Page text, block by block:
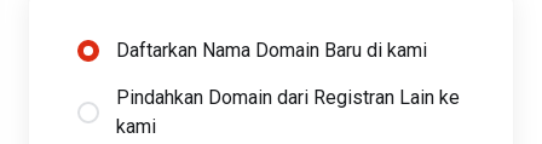
Daftarkan Nama Domain Baru di kami
Pindahkan Domain dari Registran Lain ke
kami